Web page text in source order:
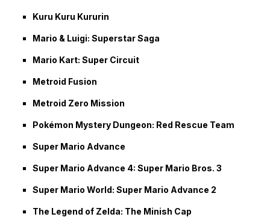
Kuru Kuru Kururin
Mario & Luigi: Superstar Saga
Mario Kart: Super Circuit
Metroid Fusion
Metroid Zero Mission
Pokémon Mystery Dungeon: Red Rescue Team
Super Mario Advance
Super Mario Advance 4: Super Mario Bros. 3
Super Mario World: Super Mario Advance 2
The Legend of Zelda: The Minish Cap